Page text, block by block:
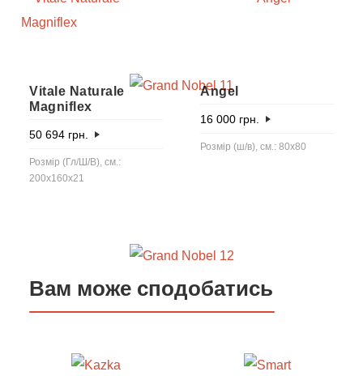
Vitale Naturale
Magniflex
50 694 грн.
Розмір (Гл/Ш/В), см.:
200x160x21
Angel
16 000 грн.
Розмір (ш/в), см.: 80x80
Вам може сподобатись